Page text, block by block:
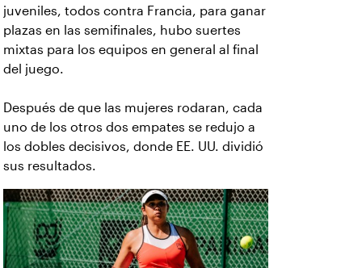
juveniles, todos contra Francia, para ganar
plazas en las semifinales, hubo suertes
mixtas para los equipos en general al final
del juego.
Después de que las mujeres rodaran, cada
uno de los otros dos empates se redujo a
los dobles decisivos, donde EE. UU. dividió
sus resultados.